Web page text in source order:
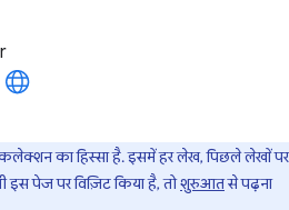
का हिस्सा है. इसमें हर लेख, पिछले लेखों पर
पेज पर विज़िट किया है, तोशुरुआतसे पढ़ना